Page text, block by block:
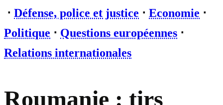
⋅ Défense, police et justice ⋅ Economie ⋅
Politique ⋅ Questions européennes ⋅
Relations internationales
Roumanie : tirs